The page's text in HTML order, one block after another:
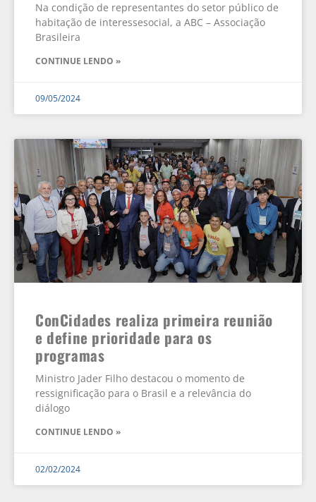
Na condição de representantes do setor público de
habitação de interessesocial, a ABC – Associação
Brasileira
CONTINUE LENDO »
09/05/2024
ConCidades realiza primeira reunião
e define prioridade para os
programas
Ministro Jader Filho destacou o momento de
ressignificação para o Brasil e a relevância do
diálogo
CONTINUE LENDO »
02/02/2024